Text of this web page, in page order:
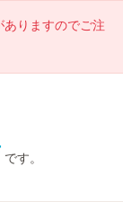
りますのでご注
です。